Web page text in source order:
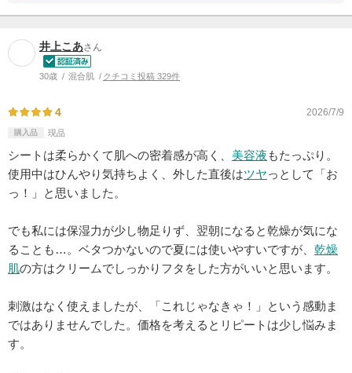
井上こあさん
30歳 混合肌 クチコミ投稿 329件
4 2026/7/9
購入品 現品
シートは柔らかくて肌への密着感が高く、 美容液 もたっぷり。
使用中はひんやり気持ちよく、外した直後はツヤっとして「お
っ！」と思いました。
でも私には保湿力が少し物足りず、翌朝になると乾燥が気にな
ることも…。ベタつかないので夏には使いやすいですが、 乾燥
肌の方はクリームでしっかりフタをした方がいいと思います。
刺激はなく使えましたが、「これじゃなきゃ！」という感動ま
ではありませんでした。価格を考えるとリピートは少し悩みま
す。